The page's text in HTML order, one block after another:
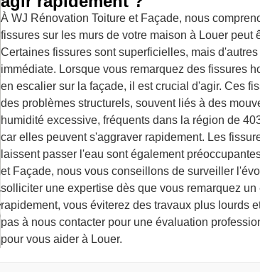
À WJ Rénovation Toiture et Façade, nous
fissures sur les murs de votre maison à Louer peut
Certaines fissures sont superficielles, mais
immédiate. Lorsque vous remarquez des fissures
en escalier sur la façade, il est crucial d'agir. Ces
des problèmes structurels, souvent liés à des
humidité excessive, fréquents dans la région de
car elles peuvent s'aggraver rapidement. Les
laissent passer l'eau sont également
et Façade, nous vous conseillons de surveiller
solliciter une expertise dès que vous remarquez
rapidement, vous éviterez des travaux plus lourds
pas à nous contacter pour une évaluation
pour vous aider à Louer.